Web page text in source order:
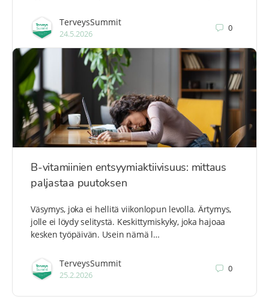
TerveysSummit
24.5.2026
0
B-vitamiinien entsyymiaktiivisuus: mittaus
paljastaa puutoksen
Väsymys, joka ei hellitä viikonlopun levolla. Ärtymys,
jolle ei löydy selitystä. Keskittymiskyky, joka hajoaa
kesken työpäivän. Usein nämä l…
TerveysSummit
25.2.2026
0